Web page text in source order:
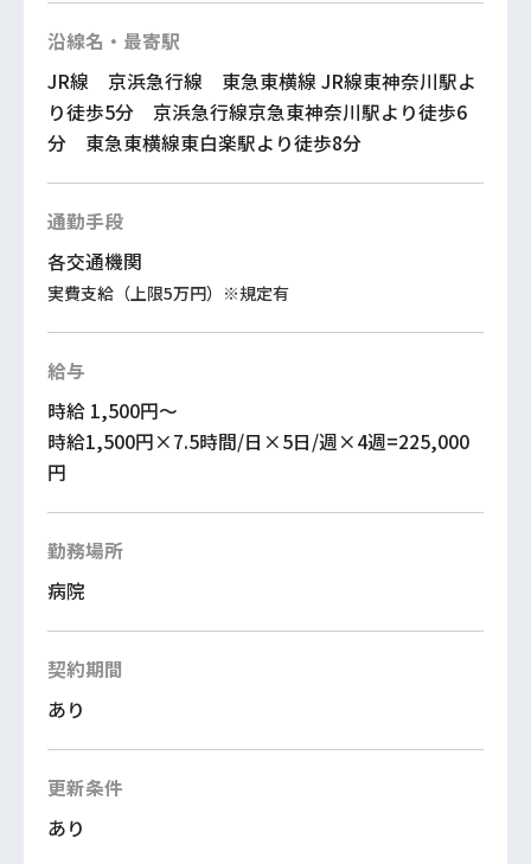
沿線名・最寄駅
JR線 京浜急行線 東急東横線 JR線東神奈川駅よ
り徒歩5分 京浜急行線京急東神奈川駅より徒歩6
分 東急東横線東白楽駅より徒歩8分
通勤手段
各交通機関
実費支給（上限5万円）※規定有
給与
時給 1,500円～
時給1,500円×7.5時間/日×5日/週×4週=225,000
円
勤務場所
病院
契約期間
あり
更新条件
あり